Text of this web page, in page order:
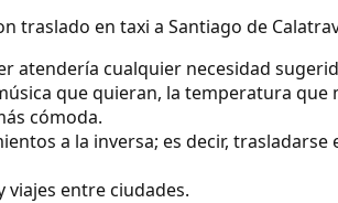
traslado en taxi a Santiago de
atendería cualquier necesidad
que quieran, la temperatura que
cómoda.
a la inversa; es decir, trasladarse
entre ciudades.